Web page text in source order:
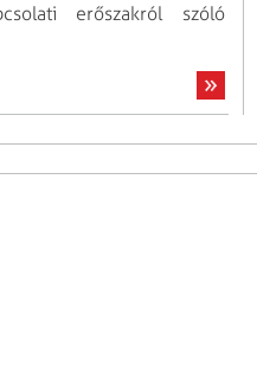
erőszakról szóló